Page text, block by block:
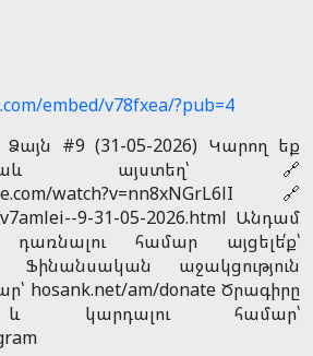
embed/v78fxea/?pub=4
Ձայն #9 (31-05-2026) Կարող եք
այստեղ՝ 🔗
watch?v=nn8xNGrL6lI 🔗
9-31-05-2026.html Անդամ
համար այցելե՛ք՝
Ֆինանսական աջակցություն
hosank.net/am/donate Ծրագիրը
և կարդալու համար՝